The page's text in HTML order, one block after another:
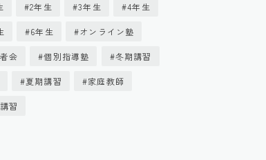
2年生 3年生 4年生
6年生 オンライン塾
会 個別指導塾 冬期講習
夏期講習 家庭教師
習